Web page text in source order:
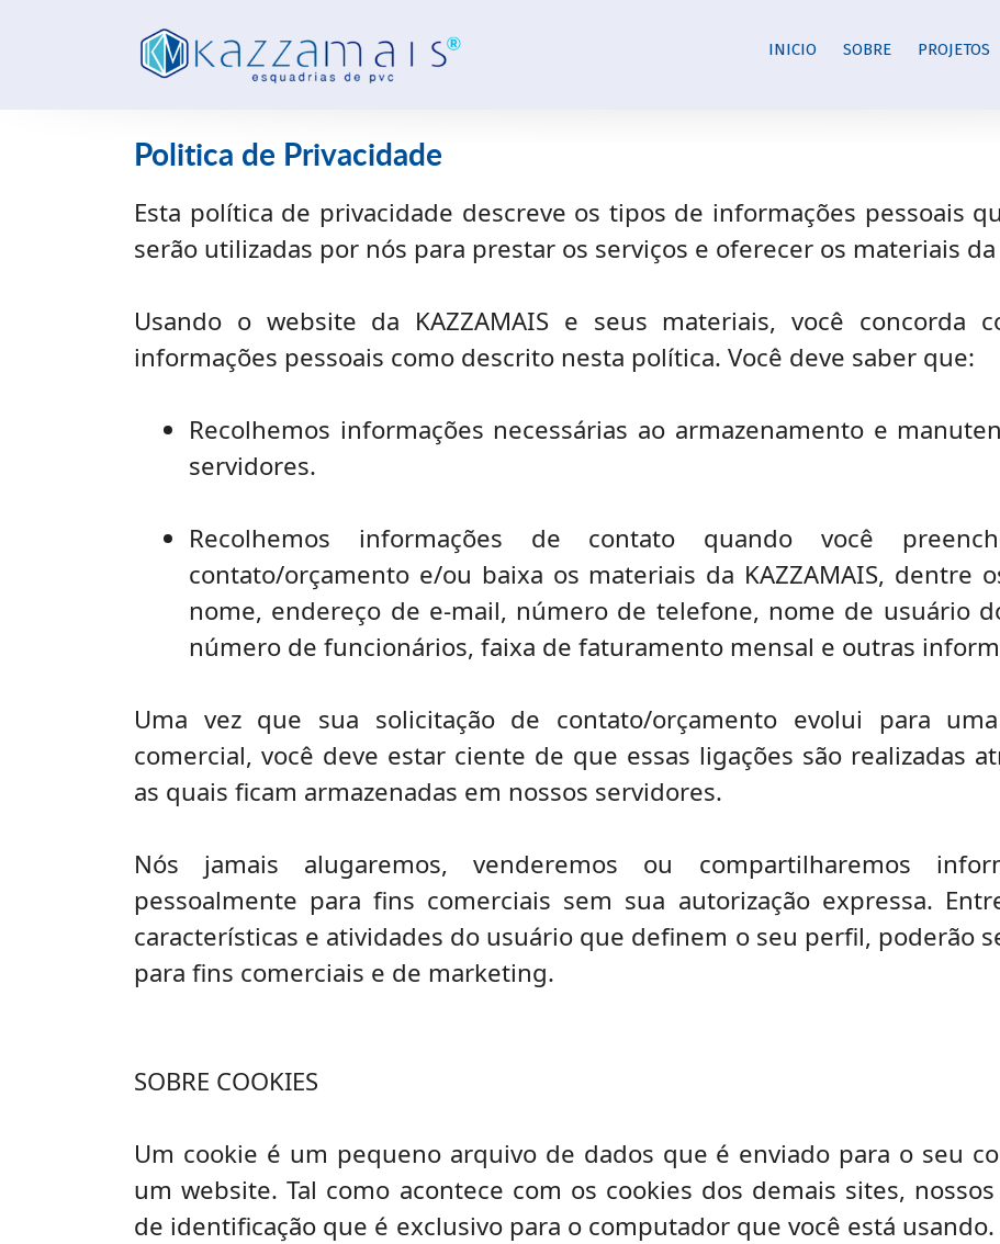
INICIO SOBRE PROJETOS
Politica de Privacidade
Esta política de privacidade descreve os tipos de informações pessoais
serão utilizadas por nós para prestar os serviços e oferecer os materiais da
Usando o website da KAZZAMAIS e seus materiais, você
informações pessoais como descrito nesta política. Você deve saber que:
Recolhemos informações necessárias ao armazenamento e
servidores.
Recolhemos informações de contato quando você
contato/orçamento e/ou baixa os materiais da KAZZAMAIS, dentre
nome, endereço de e-mail, número de telefone, nome de usuário
número de funcionários, faixa de faturamento mensal e outras
Uma vez que sua solicitação de contato/orçamento evolui para
comercial, você deve estar ciente de que essas ligações são realizadas
as quais ficam armazenadas em nossos servidores.
Nós jamais alugaremos, venderemos ou compartilharemos
pessoalmente para fins comerciais sem sua autorização expressa.
características e atividades do usuário que definem o seu perfil, poderão
para fins comerciais e de marketing.
SOBRE COOKIES
Um cookie é um pequeno arquivo de dados que é enviado para o seu
um website. Tal como acontece com os cookies dos demais sites,
de identificação que é exclusivo para o computador que você está